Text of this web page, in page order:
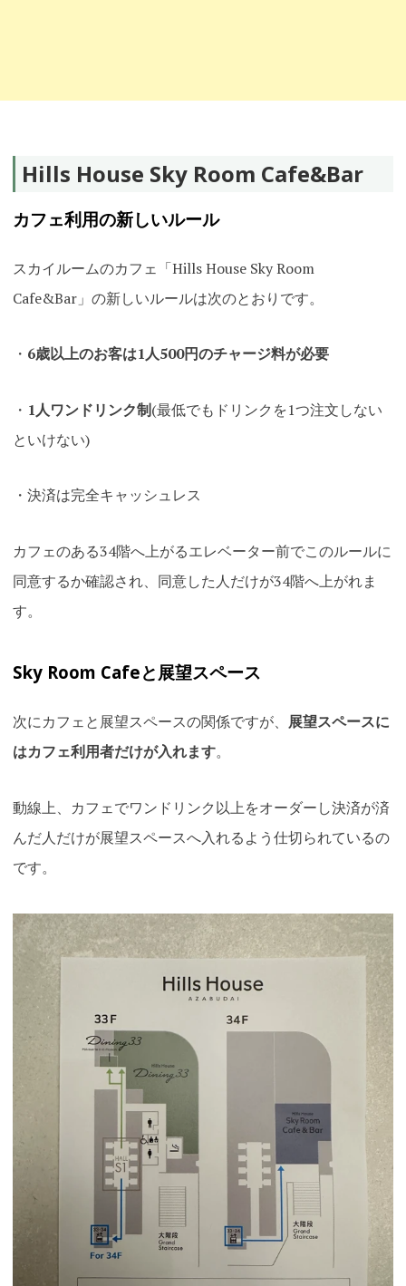
Hills House Sky Room Cafe&Bar
カフェ利用の新しいルール
スカイルームのカフェ「Hills House Sky Room
Cafe&Bar」の新しいルールは次のとおりです。
・ 6歳以上のお客は1人500円のチャージ料が必要
・ 1人ワンドリンク制(最低でもドリンクを1つ注文しない
といけない)
・決済は完全キャッシュレス
カフェのある34階へ上がるエレベーター前でこのルールに
同意するか確認され、同意した人だけが34階へ上がれま
す。
Sky Room Cafeと展望スペース
次にカフェと展望スペースの関係ですが、 展望スペースに
はカフェ利用者だけが入れます。
動線上、カフェでワンドリンク以上をオーダーし決済が済
んだ人だけが展望スペースへ入れるよう仕切られているの
です。